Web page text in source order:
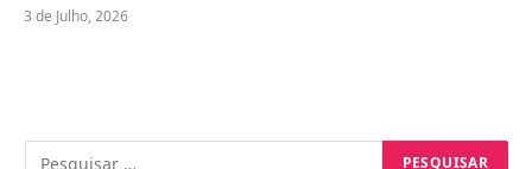
3 de Julho, 2026